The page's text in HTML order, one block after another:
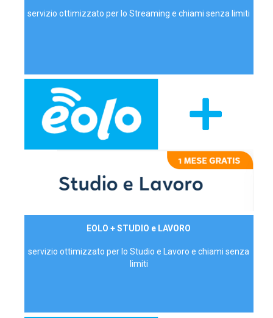
servizio ottimizzato per lo Streaming e chiami senza limiti
EOLO + STUDIO e LAVORO
servizio ottimizzato per lo Studio e Lavoro e chiami senza
limiti